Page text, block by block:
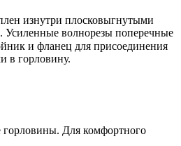
изнутри плосковыгнутыми
Усиленные волнорезы поперечные
и фланец для присоединения
в горловину.
горловины. Для комфортного